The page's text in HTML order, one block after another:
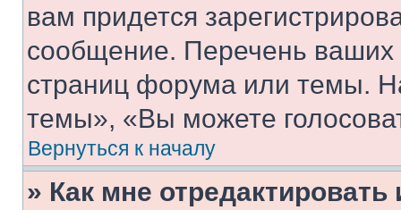
вам придется
сообщение. Перечень ваших
страниц форума или темы.
темы», «Вы можете
Вернуться к началу
» Как мне